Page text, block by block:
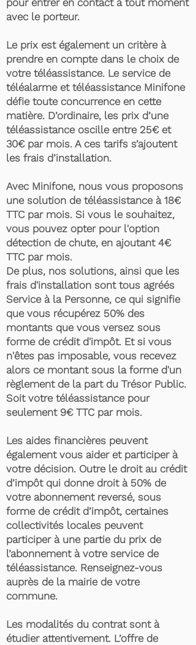
pour entrer en contact à tout moment
avec le porteur.
Le prix est également un critère à
prendre en compte dans le choix de
votre téléassistance. Le service de
téléalarme et téléassistance Minifone
défie toute concurrence en cette
matière. D’ordinaire, les prix d’une
téléassistance oscille entre 25€ et
30€ par mois. A ces tarifs s’ajoutent
les frais d’installation.
Avec Minifone, nous vous proposons
une solution de téléassistance à 18€
TTC par mois. Si vous le souhaitez,
vous pouvez opter pour l'option
détection de chute, en ajoutant 4€
TTC par mois.
De plus, nos solutions, ainsi que les
frais d'installation sont tous agréés
Service à la Personne, ce qui signifie
que vous récupérez 50% des
montants que vous versez sous
forme de crédit d'impôt. Et si vous
n'êtes pas imposable, vous recevez
alors ce montant sous la forme d'un
règlement de la part du Trésor Public.
Soit votre téléassistance pour
seulement 9€ TTC par mois.
Les aides financières peuvent
également vous aider et participer à
votre décision. Outre le droit au crédit
d’impôt qui donne droit à 50% de
votre abonnement reversé, sous
forme de crédit d’impôt, certaines
collectivités locales peuvent
participer à une partie du prix de
l’abonnement à votre service de
téléassistance. Renseignez-vous
auprès de la mairie de votre
commune.
Les modalités du contrat sont à
étudier attentivement. L’offre de